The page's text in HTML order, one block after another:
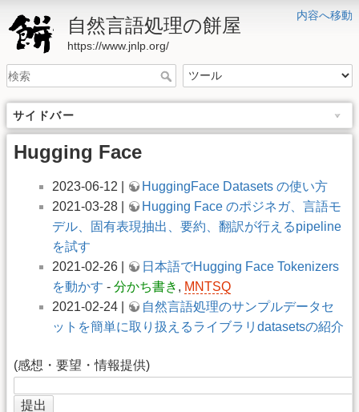
内容へ移動
自然言語処理の餅屋
https://www.jnlp.org/
サイドバー
Hugging Face
2023-06-12 |
HuggingFace Datasets の使い方
2021-03-28 |
Hugging Face のポジネガ、言語モ
デル、固有表現抽出、要約、翻訳が行えるpipeline
を試す
2021-02-26 |
日本語でHugging Face Tokenizers
を動かす - 分かち書き , MNTSQ
2021-02-24 |
自然言語処理のサンプルデータセ
ットを簡単に取り扱えるライブラリdatasetsの紹介
(感想・要望・情報提供)